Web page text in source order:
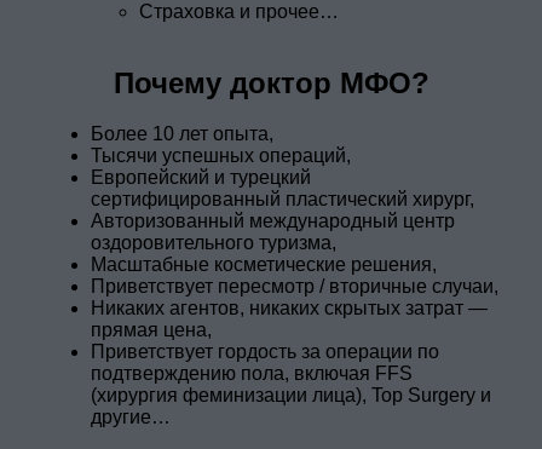
Страховка и прочее…
Почему доктор МФО?
Более 10 лет опыта,
Тысячи успешных операций,
Европейский и турецкий
сертифицированный пластический хирург,
Авторизованный международный центр
оздоровительного туризма,
Масштабные косметические решения,
Приветствует пересмотр / вторичные случаи,
Никаких агентов, никаких скрытых затрат —
прямая цена,
Приветствует гордость за операции по
подтверждению пола, включая FFS
(хирургия феминизации лица), Top Surgery и
другие…